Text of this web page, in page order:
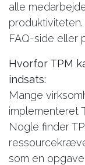
alle
FAQ-side eller
Hvorfor TPM
indsats:
Mange
implementeret
Nogle finder
som en